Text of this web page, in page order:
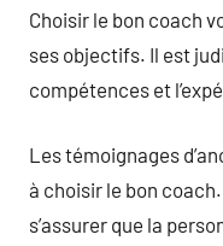
Choisir le bon coach
ses objectifs. Il est
compétences et
Les témoignages
à choisir le bon
s’assurer que la